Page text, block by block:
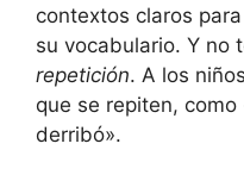
contextos claros⁤
su vocabulario. Y ⁣no
repetición. A los‌
que se repiten, como⁢
derribó».